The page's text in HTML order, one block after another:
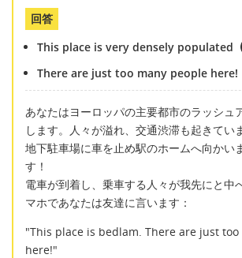
回答
This place is very densely populated
There are just too many people here!
あなたはヨーロッパの主要都市のラッシュ
します。人々が溢れ、交通渋滞も起きてい
地下駐車場に車を止め駅のホームへ向かい
す！
電車が到着し、乗車する人々が我先にと中
マホであなたは友達に言います：
"This place is bedlam. There are just
here!"